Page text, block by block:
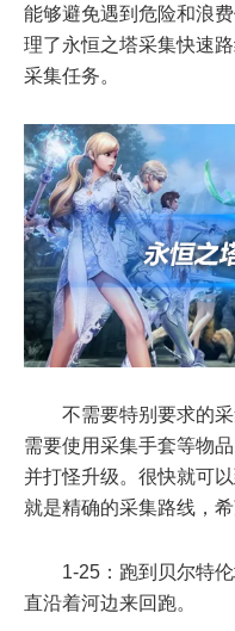
能够避免遇到危险和浪
理了永恒之塔采集快速
采集任务。
不需要特别要求的
需要使用采集手套等物
并打怪升级。很快就可
就是精确的采集路线，
1-25：跑到贝尔特
直沿着河边来回跑。